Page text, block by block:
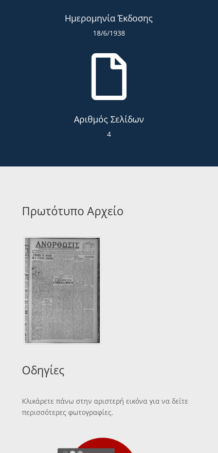
Ημερομηνία Έκδοσης
18/6/1938

Αριθμός Σελίδων
4
Πρωτότυπο Αρχείο
Οδηγίες
Κλικάρετε πάνω στην αριστερή εικόνα για να δείτε
περισσότερες φωτογραφίες.